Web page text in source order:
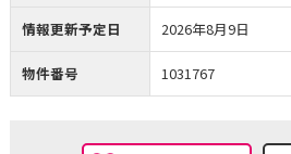
情報更新予定日 2026年8月9日
物件番号 1031767